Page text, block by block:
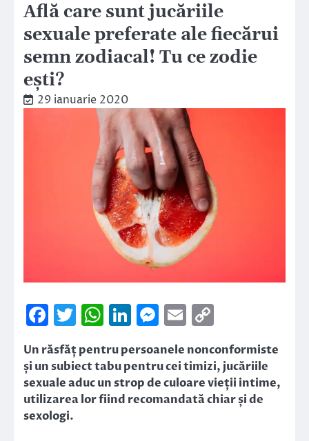
Află care sunt jucăriile
sexuale preferate ale fiecărui
semn zodiacal! Tu ce zodie
ești?
29 ianuarie 2020
Facebook
Twitter
WhatsApp
LinkedIn
Messenger
Email
Link
Un răsfăț pentru persoanele nonconformiste
și un subiect tabu pentru cei timizi, jucăriile
sexuale aduc un strop de culoare vieții intime,
utilizarea lor fiind recomandată chiar și de
sexologi.